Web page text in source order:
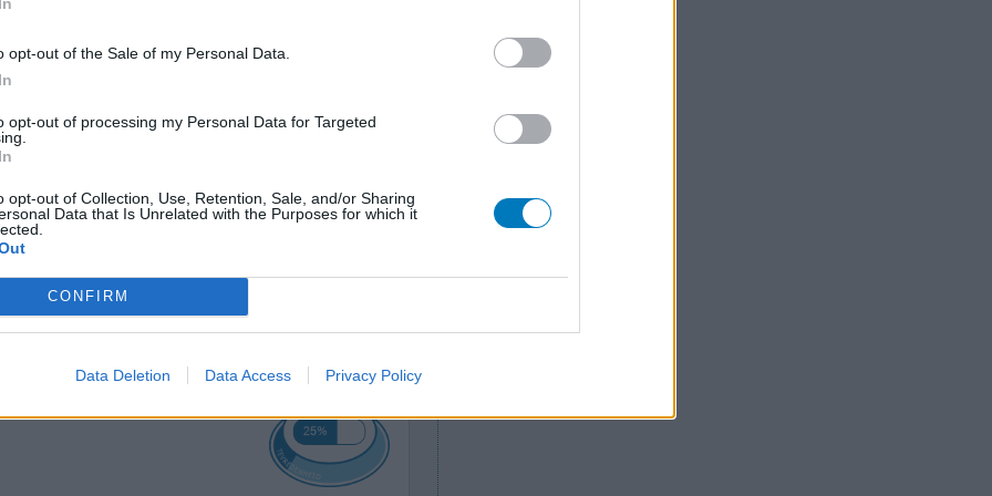
opt-out of the Sale of my Personal Data.
opt-out of processing my Personal Data for Targeted
opt-out of Collection, Use, Retention, Sale, and/or Sharing
Data that Is Unrelated with the Purposes for which it
CONFIRM
Data Deletion Data Access Privacy Policy
Een
weer
Ik vroeg me af of dat bij meerdere mensen
Ik hoor het graag.